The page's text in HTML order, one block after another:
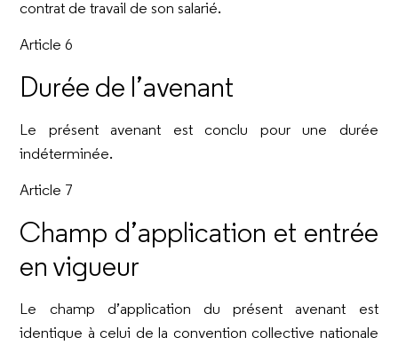
contrat de travail de son salarié.
Article 6
Durée de l’avenant
Le présent avenant est conclu pour une durée
indéterminée.
Article 7
Champ d’application et entrée
en vigueur
Le champ d’application du présent avenant est
identique à celui de la convention collective nationale